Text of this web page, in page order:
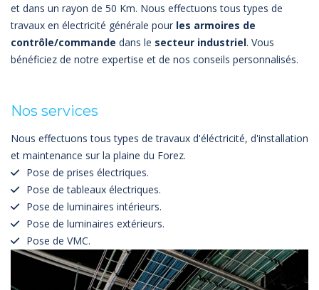
et dans un rayon de 50 Km. Nous effectuons tous types de
travaux en électricité générale pour les armoires de
contrôle/commande dans le secteur industriel. Vous
bénéficiez de notre expertise et de nos conseils personnalisés.
Nos services
Nous effectuons tous types de travaux d'éléctricité, d'installation
et maintenance sur la plaine du Forez.
Pose de prises électriques.
Pose de tableaux électriques.
Pose de luminaires intérieurs.
Pose de luminaires extérieurs.
Pose de VMC.